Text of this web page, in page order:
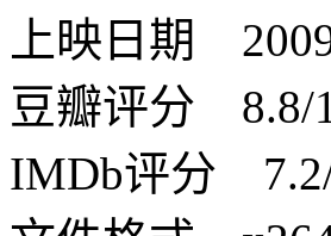
上映日期
豆瓣评分 8.8/
IMDb评分 7.2/